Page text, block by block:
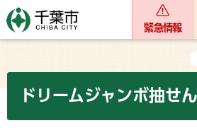
緊急情報
ドリームジャンボ抽せ